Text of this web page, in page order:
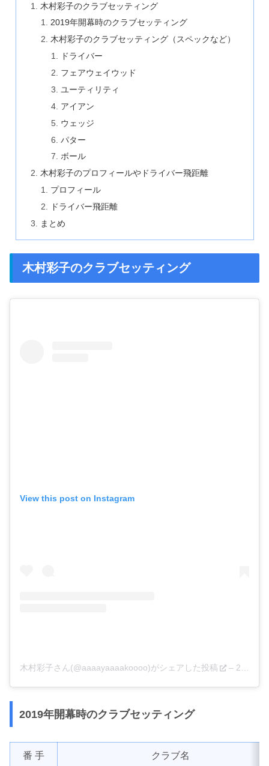
木村彩子のクラブセッティング
2019年開幕時のクラブセッティング
木村彩子のクラブセッティング（スペックなど）
ドライバー
フェアウェイウッド
ユーティリティ
アイアン
ウェッジ
パター
ボール
木村彩子のプロフィールやドライバー飛距離
プロフィール
ドライバー飛距離
まとめ
木村彩子のクラブセッティング
View this post on Instagram
木村彩子さん(@aaaayaaaakoooo)がシェアした投稿 – 2019年 3月月31日午前4時45分PDT
2019年開幕時のクラブセッティング
番 手 クラブ名